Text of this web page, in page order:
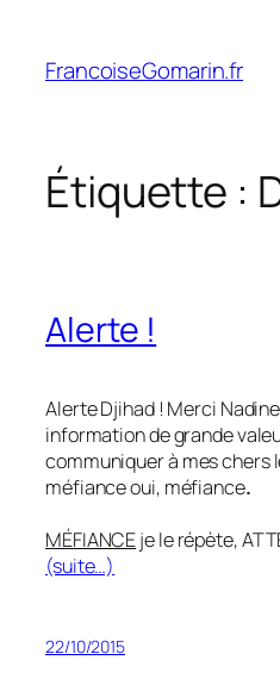
contenu
FrancoiseGomarin.fr
Étiquette :
Alerte !
Alerte Djihad ! Merci
information de grande
communiquer à mes chers
méfiance oui, méfiance.
MÉFIANCEje le répète,
(suite…)
22/10/2015